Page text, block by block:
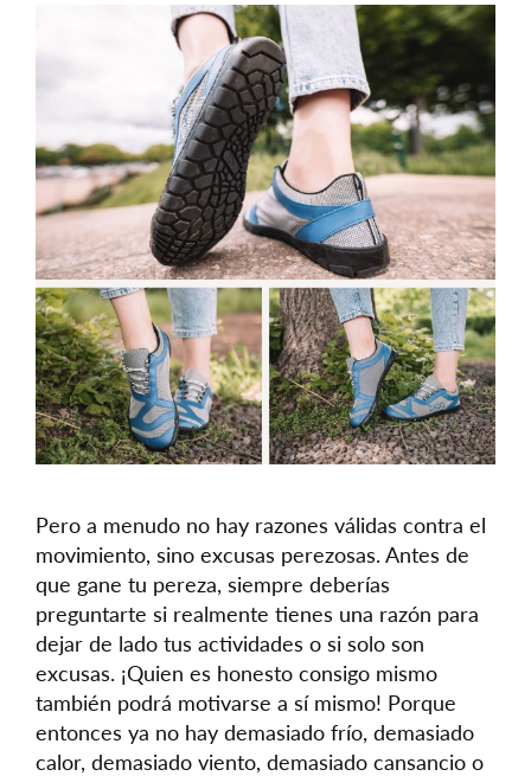
Pero a menudo no hay razones válidas contra el
movimiento, sino excusas perezosas. Antes de
que gane tu pereza, siempre deberías
preguntarte si realmente tienes una razón para
dejar de lado tus actividades o si solo son
excusas. ¡Quien es honesto consigo mismo
también podrá motivarse a sí mismo! Porque
entonces ya no hay demasiado frío, demasiado
calor, demasiado viento, demasiado cansancio o